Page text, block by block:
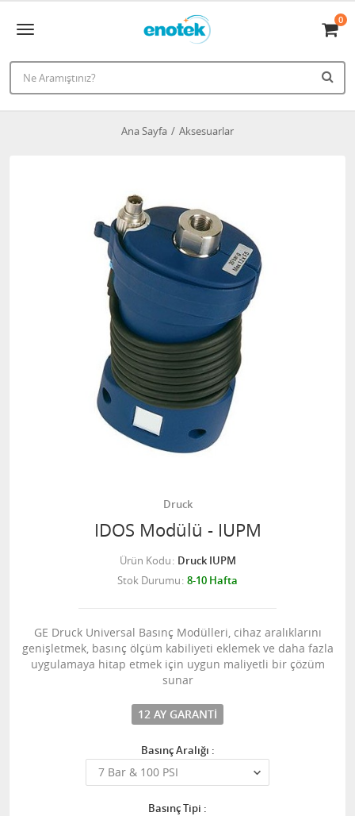
0
Ana Sayfa Aksesuarlar
Druck
IDOS Modülü - IUPM
Ürün Kodu Druck IUPM
Stok Durumu 8-10 Hafta
GE Druck Universal Basınç Modülleri, cihaz aralıklarını
genişletmek, basınç ölçüm kabiliyeti eklemek ve daha fazla
uygulamaya hitap etmek için uygun maliyetli bir çözüm
sunar
12 AY GARANTI
Basınç Aralığı :
Basınç Tipi :